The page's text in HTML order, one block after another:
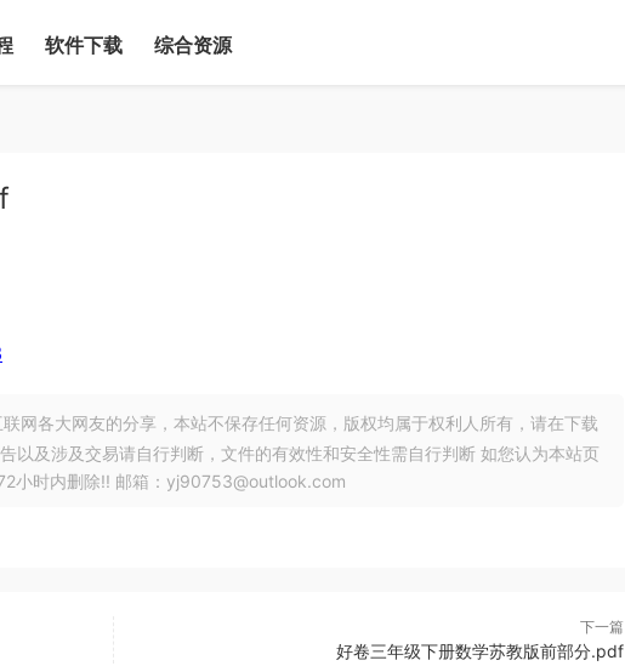
软件下载 综合资源
网各大网友的分享，本站不保存任何资源，版权均属于权利人所有，请在下载
以及涉及交易请自行判断，文件的有效性和安全性需自行判断 如您认为本站页
小时内删除!! 邮箱：yj90753@outlook.com
下一篇
好卷三年级下册数学苏教版前部分.pdf